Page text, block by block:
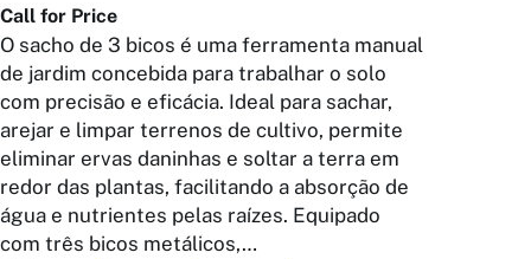
Call for Price
O sacho de 3 bicos é uma ferramenta manual
de jardim concebida para trabalhar o solo
com precisão e eficácia. Ideal para sachar,
arejar e limpar terrenos de cultivo, permite
eliminar ervas daninhas e soltar a terra em
redor das plantas, facilitando a absorção de
água e nutrientes pelas raízes. Equipado
com três bicos metálicos,…